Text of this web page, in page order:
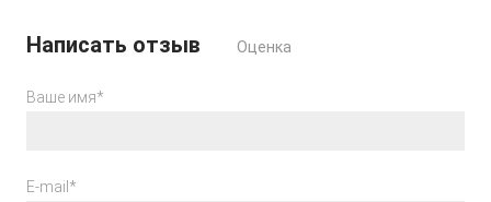
Написать отзыв Оценка
Ваше имя*
E-mail*